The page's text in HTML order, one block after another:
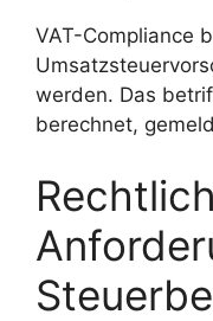
VAT-Compliance
werden. Das
berechnet,